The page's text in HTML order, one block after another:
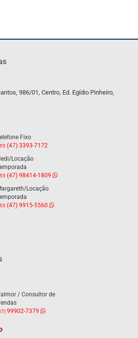
986/01, Centro, Ed. Egídio Pinheiro,
Fixo
(47) 3393-7172
Locação
(47) 98414-1809
Locação
(47) 9915-5560
/ Consultor de
99902-7379